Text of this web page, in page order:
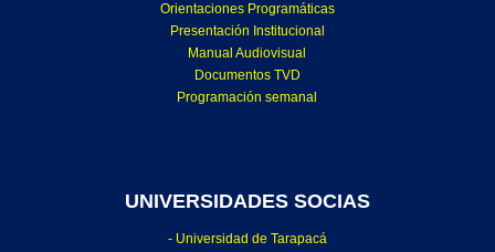
Orientaciones Programáticas
Presentación Institucional
Manual Audiovisual
Documentos TVD
Programación semanal
UNIVERSIDADES SOCIAS
- Universidad de Tarapacá